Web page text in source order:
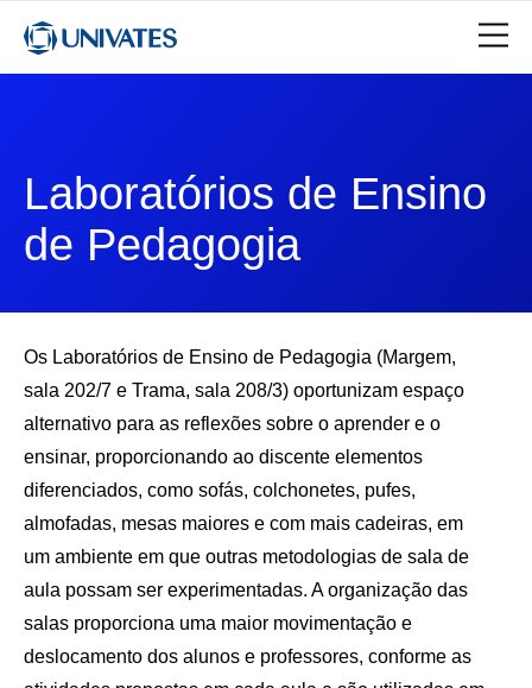
Laboratórios de Ensino
de Pedagogia
Os Laboratórios de Ensino de Pedagogia (Margem,
sala 202/7 e Trama, sala 208/3) oportunizam espaço
alternativo para as reflexões sobre o aprender e o
ensinar, proporcionando ao discente elementos
diferenciados, como sofás, colchonetes, pufes,
almofadas, mesas maiores e com mais cadeiras, em
um ambiente em que outras metodologias de sala de
aula possam ser experimentadas. A organização das
salas proporciona uma maior movimentação e
deslocamento dos alunos e professores, conforme as